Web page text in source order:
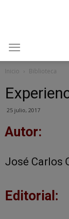
Inicio Biblioteca
25 julio, 2017
Autor:
José Carlos
Editorial: